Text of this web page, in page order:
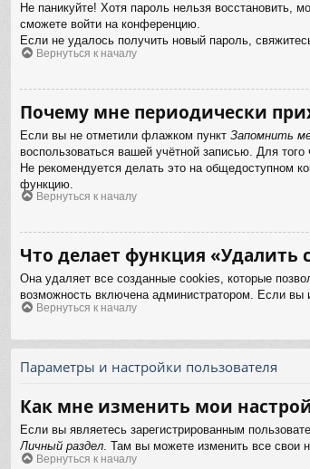
Не паникуйте! Хотя пароль нельзя восстановить,
сможете войти на конференцию.
Если не удалось получить новый пароль,
Вернуться к началу
Почему мне периодически
Если вы не отметили флажком пункт Запомнить
воспользоваться вашей учётной записью. Для
Не рекомендуется делать это на общедоступном
функцию.
Вернуться к началу
Что делает функция «Удалить
Она удаляет все созданные cookies, которые
возможность включена администратором. Если
Вернуться к началу
Параметры и настройки пользователя
Как мне изменить мои
Если вы являетесь зарегистрированным
Личный раздел. Там вы можете изменить все свои
Вернуться к началу